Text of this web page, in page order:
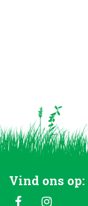
Vind ons op: